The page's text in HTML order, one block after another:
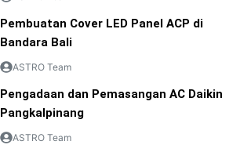
Pembuatan Cover LED Panel ACP di
Bandara Bali
ASTRO Team
Pengadaan dan Pemasangan AC Daikin
Pangkalpinang
ASTRO Team